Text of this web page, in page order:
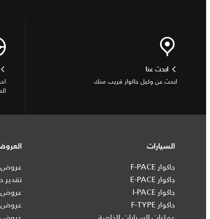
ابحث عنا
ابحث عن وكيل جاكوار قريب منك
السيارات
جاكوار F-PACE
جاكوار E-PACE
جاكوار I‑PACE
جاكوار F-TYPE
عروض
تقدير
عروض
عروض